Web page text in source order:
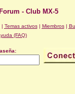
- Club MX-5
| Temas activos| Miembros|
(FAQ)